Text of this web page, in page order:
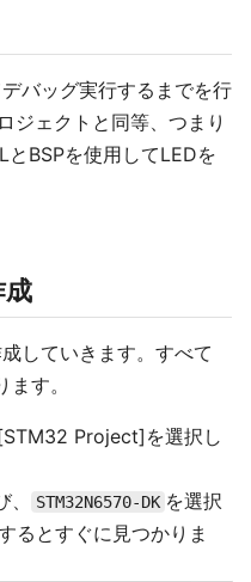
バッグ実行するまでを行
ジェクトと同等、つまり
BSPを使用してLEDを
していきます。すべて
す。
Project]を選択し
STM32N6570-DK を選択
るとすぐに見つかりま